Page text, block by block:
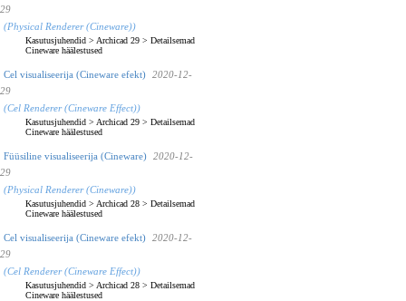
29
(Physical Renderer (Cineware))
Kasutusjuhendid > Archicad 29 > Detailsemad
Cineware häälestused
Cel visualiseerija (Cineware efekt)
2020-12-
29
(Cel Renderer (Cineware Effect))
Kasutusjuhendid > Archicad 29 > Detailsemad
Cineware häälestused
Füüsiline visualiseerija (Cineware)
2020-12-
29
(Physical Renderer (Cineware))
Kasutusjuhendid > Archicad 28 > Detailsemad
Cineware häälestused
Cel visualiseerija (Cineware efekt)
2020-12-
29
(Cel Renderer (Cineware Effect))
Kasutusjuhendid > Archicad 28 > Detailsemad
Cineware häälestused